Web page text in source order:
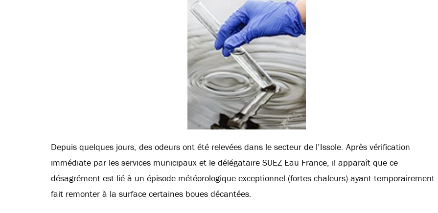
Depuis quelques jours, des odeurs ont été relevées dans le secteur de l’Issole. Après vérification
immédiate par les services municipaux et le délégataire SUEZ Eau France, il apparaît que ce
désagrément est lié à un épisode météorologique exceptionnel (fortes chaleurs) ayant temporairement
fait remonter à la surface certaines boues décantées.